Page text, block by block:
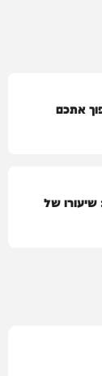
אתכם
שיעורו של